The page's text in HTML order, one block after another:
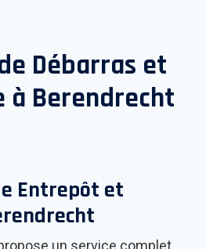
Débarras et
à Berendrecht
Entrepôt et
un service complet